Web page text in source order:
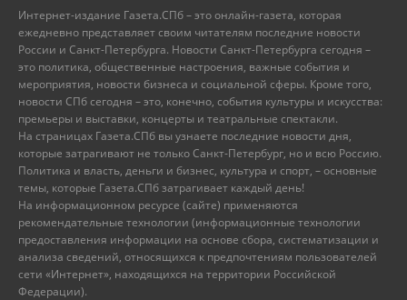
Интернет-издание Газета.СПб – это онлайн-газета, которая
ежедневно представляет своим читателям последние новости
России и Санкт-Петербурга. Новости Санкт-Петербурга сегодня –
это политика, общественные настроения, важные события и
мероприятия, новости бизнеса и социальной сферы. Кроме того,
новости СПб сегодня – это, конечно, события культуры и искусства:
премьеры и выставки, концерты и театральные спектакли.
На страницах Газета.СПб вы узнаете последние новости дня,
которые затрагивают не только Санкт-Петербург, но и всю Россию.
Политика и власть, деньги и бизнес, культура и спорт, – основные
темы, которые Газета.СПб затрагивает каждый день!
На информационном ресурсе (сайте) применяются
рекомендательные технологии (информационные технологии
предоставления информации на основе сбора, систематизации и
анализа сведений, относящихся к предпочтениям пользователей
сети «Интернет», находящихся на территории Российской
Федерации).